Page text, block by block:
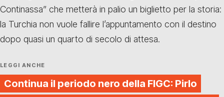
Continassa” che metterà in palio un biglietto per la storia:
la Turchia non vuole fallire l’appuntamento con il destino
dopo quasi un quarto di secolo di attesa.
LEGGI ANCHE
Continua il periodo nero della FIGC: Pirlo